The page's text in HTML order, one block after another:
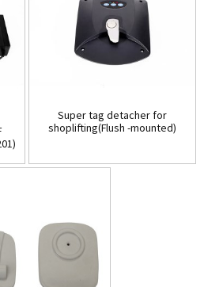
Super tag detacher for
shoplifting(Flush -mounted)